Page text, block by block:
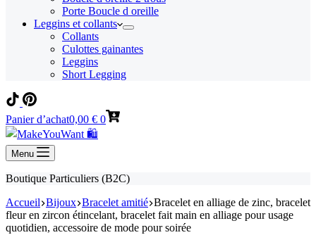
Porte Boucle d oreille
Leggins et collants
Collants
Culottes gainantes
Leggins
Short Legging
Panier d’achat0,00 € 0
Menu
Boutique Particuliers (B2C)
Accueil Bijoux Bracelet amitié Bracelet en alliage de zinc, bracelet
fleur en zircon étincelant, bracelet fait main en alliage pour usage
quotidien, accessoire de mode pour soirée